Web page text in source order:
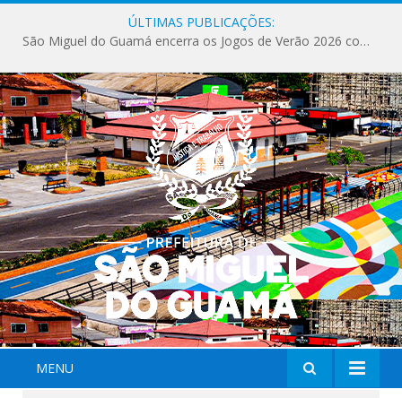
ÚLTIMAS PUBLICAÇÕES:
São Miguel do Guamá encerra os Jogos de Verão 2026 com sucesso de público e competições.
MENU